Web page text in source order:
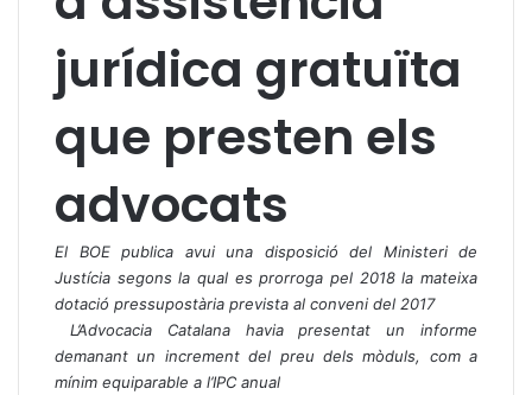
jurídica gratuïta
que presten els
advocats
El BOE publica avui una disposició del Ministeri de
Justícia segons la qual es prorroga pel 2018 la mateixa
dotació pressupostària prevista al conveni del 2017
L’Advocacia Catalana havia presentat un informe
demanant un increment del preu dels mòduls, com a
mínim equiparable a l’IPC anual